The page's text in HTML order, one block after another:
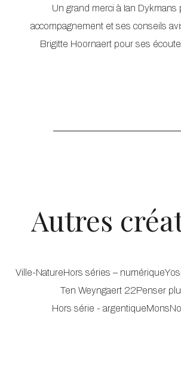
Un grand merci à Ian Dykmans
accompagnement et ses conseils
Brigitte Hoornaert pour ses
Autres
Ville-NatureHors séries – numérique
Ten Weyngaert 22Penser
Hors série - argentique